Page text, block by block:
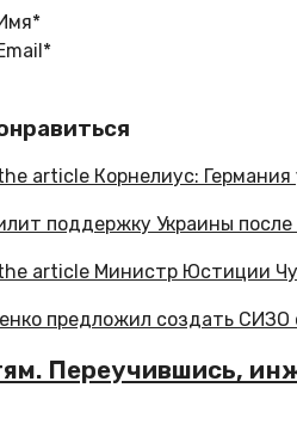
поддержку Украины
предложил создать
Переучившись,